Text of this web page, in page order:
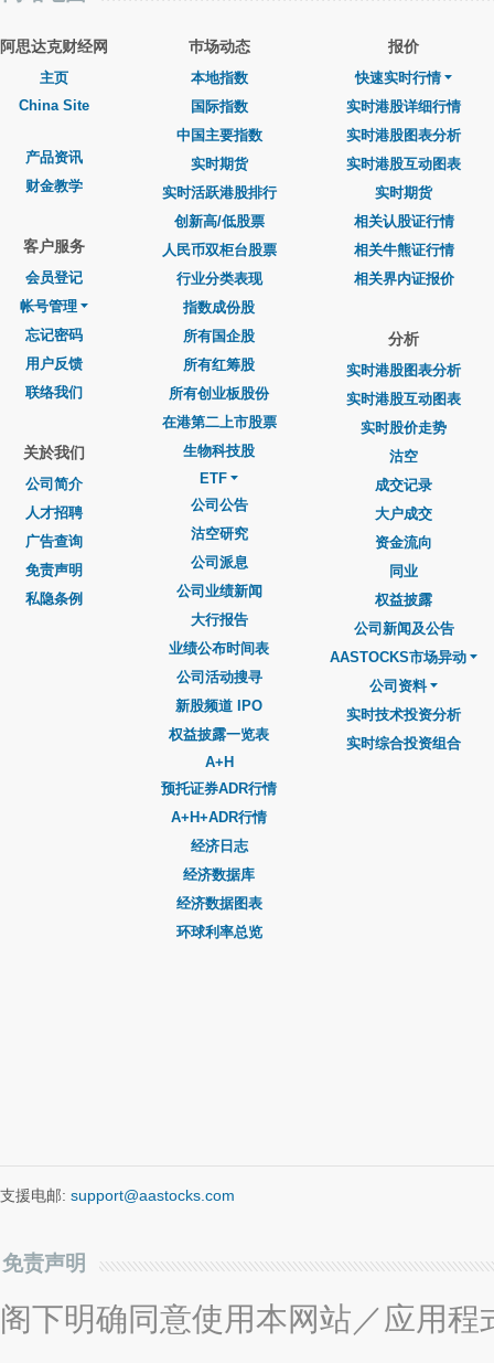
阿思达克财经网
主页
China Site
产品资讯
财金教学
客户服务
会员登记
帐号管理
忘记密码
用户反馈
联络我们
关於我们
公司简介
人才招聘
广告查询
免责声明
私隐条例
巿场动态
本地指数
国际指数
中国主要指数
实时期货
实时活跃港股排行
创新高/低股票
人民币双柜台股票
行业分类表现
指数成份股
所有国企股
所有红筹股
所有创业板股份
在港第二上市股票
生物科技股
ETF
公司公告
沽空研究
公司派息
公司业绩新闻
大行报告
业绩公布时间表
公司活动搜寻
新股频道 IPO
权益披露一览表
A+H
预托证券ADR行情
A+H+ADR行情
经济日志
经济数据库
经济数据图表
环球利率总览
报价
快速实时行情
实时港股详细行情
实时港股图表分析
实时港股互动图表
实时期货
相关认股证行情
相关牛熊证行情
相关界内证报价
分析
实时港股图表分析
实时港股互动图表
实时股价走势
沽空
成交记录
大户成交
资金流向
同业
权益披露
公司新闻及公告
AASTOCKS市场异动
公司资料
实时技术投资分析
实时综合投资组合
支援电邮: support@aastocks.com
免责声明
阁下明确同意使用本网站／应用